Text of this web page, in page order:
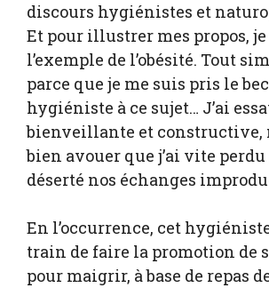
discours hygiénistes et
Et pour illustrer mes propos,
l’exemple de l’obésité. Tout
parce que je me suis pris le
hygiéniste à ce sujet… J’ai
bienveillante et constructive,
bien avouer que j’ai vite
déserté nos échanges
En l’occurrence, cet
train de faire la promotion de
pour maigrir, à base de repas